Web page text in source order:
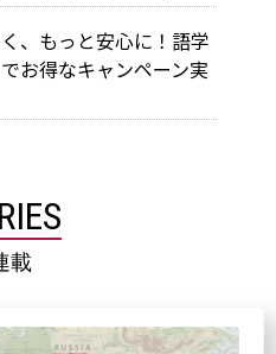
、もっと安心に！語学
お得なキャンペーン実
載